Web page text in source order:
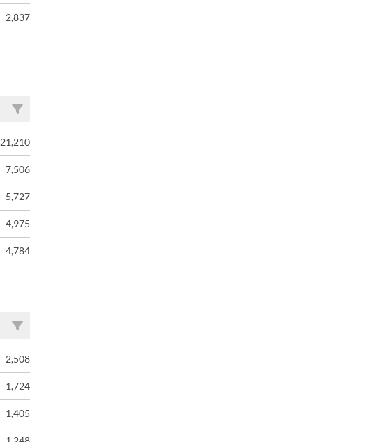
2,837
21,210
7,506
5,727
4,975
4,784
2,508
1,724
1,405